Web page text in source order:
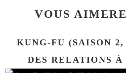
VOUS
KUNG-FU (SAISON
DES RELATIONS